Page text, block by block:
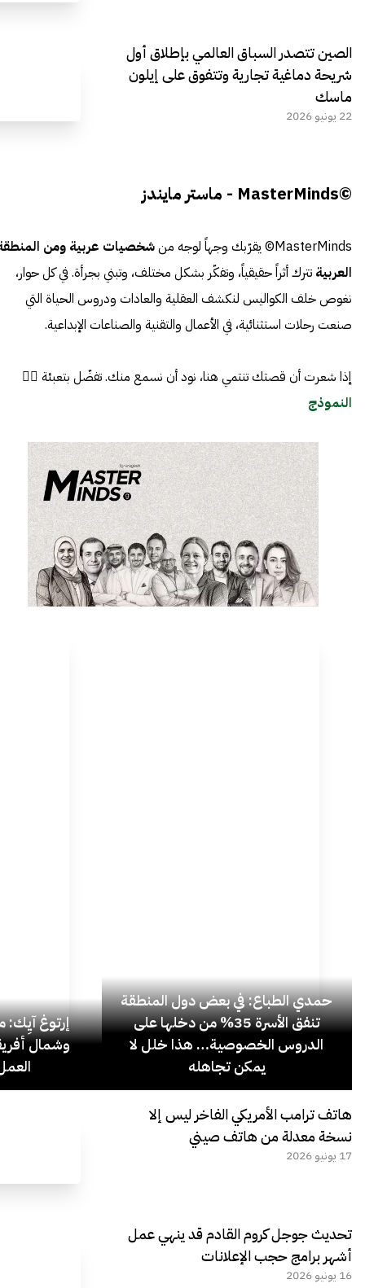
الصين تتصدر السباق العالمي بإطلاق أول
شريحة دماغية تجارية وتتفوق على إيلون
ماسك
22 يونيو 2026
©MasterMinds - ماستر مايندز
MasterMinds© يقرّبك وجهاً لوجه من
شخصيات عربية ومن
العربية تترك أثراً حقيقياً، وتفكّر بشكل مختلف، وتبني بجرأة. في كل حوار،
نغوص خلف الكواليس لنكشف العقلية والعادات ودروس الحياة التي
صنعت رحلات استثنائية، في الأعمال والتقنية والصناعات الإبداعية.
إذا شعرت أن قصتك تنتمي هنا، نود أن نسمع منك. تفضّل بتعبئة 👈🏼
النموذج
حمدي الطباع: في بعض دول المنطقة
تنفق الأسرة 35% من دخلها على
الدروس الخصوصية… هذا خلل لا
يمكن تجاهله
إرتوغ آيِك:
وشمال
هاتف ترامب الأمريكي الفاخر ليس إلا
نسخة معدلة من هاتف صيني
17 يونيو 2026
تحديث جوجل كروم القادم قد ينهي عمل
أشهر برامج حجب الإعلانات
16 يونيو 2026